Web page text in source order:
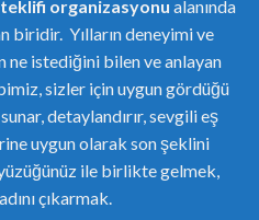
organizasyonu alanında
biridir. Yılların deneyimi ve
istediğini bilen ve anlayan
sizler için uygun gördüğü
detaylandırır, sevgili eş
uygun olarak son şeklini
ile birlikte gelmek,
çıkarmak.